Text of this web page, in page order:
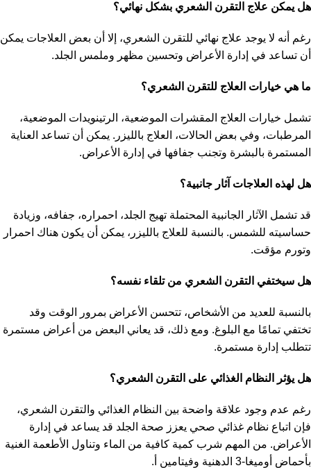
هل يمكن علاج التقرن الشعري بشكل نهائي؟
رغم أنه لا يوجد علاج نهائي للتقرن الشعري، إلا أن بعض العلاجات يمكن
أن تساعد في إدارة الأعراض وتحسين مظهر وملمس الجلد.
ما هي خيارات العلاج للتقرن الشعري؟
تشمل خيارات العلاج المقشرات الموضعية، الرتينويدات الموضعية،
المرطبات، وفي بعض الحالات، العلاج بالليزر. يمكن أن تساعد العناية
المستمرة بالبشرة وتجنب جفافها في إدارة الأعراض.
هل لهذه العلاجات آثار جانبية؟
قد تشمل الآثار الجانبية المحتملة تهيج الجلد، احمراره، جفافه، وزيادة
حساسيته للشمس. بالنسبة للعلاج بالليزر، يمكن أن يكون هناك احمرار
وتورم مؤقت.
هل سيختفي التقرن الشعري من تلقاء نفسه؟
بالنسبة للعديد من الأشخاص، تتحسن الأعراض بمرور الوقت وقد
تختفي تمامًا مع البلوغ. ومع ذلك، قد يعاني البعض من أعراض مستمرة
تتطلب إدارة مستمرة.
هل يؤثر النظام الغذائي على التقرن الشعري؟
رغم عدم وجود علاقة واضحة بين النظام الغذائي والتقرن الشعري،
فإن اتباع نظام غذائي صحي يعزز صحة الجلد قد يساعد في إدارة
الأعراض. من المهم شرب كمية كافية من الماء وتناول الأطعمة الغنية
بأحماض أوميغا-3 الدهنية وفيتامين أ.